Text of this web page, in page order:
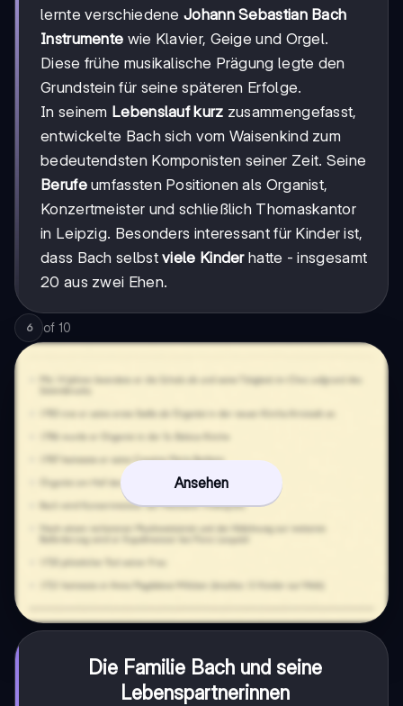
lernte verschiedeneJohann Sebastian Bach
Instrumente wie Klavier, Geige und Orgel.
Diese frühe musikalische Prägung legte den
Grundstein für seine späteren Erfolge.
In seinem Lebenslauf kurz zusammengefasst,
entwickelte Bach sich vom Waisenkind zum
bedeutendsten Komponisten seiner Zeit. Seine
Berufeumfassten Positionen als Organist,
Konzertmeister und schließlich Thomaskantor
in Leipzig. Besonders interessant für Kinder ist,
dass Bach selbstviele Kinderhatte - insgesamt
20 aus zwei Ehen.
6 of 10
Ansehen
Die Familie Bach und seine
Lebenspartnerinnen